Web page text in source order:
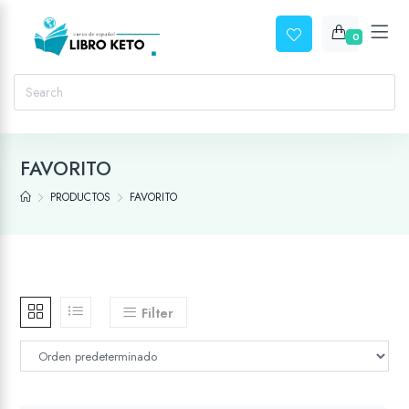
0
FAVORITO
PRODUCTOS FAVORITO
Filter